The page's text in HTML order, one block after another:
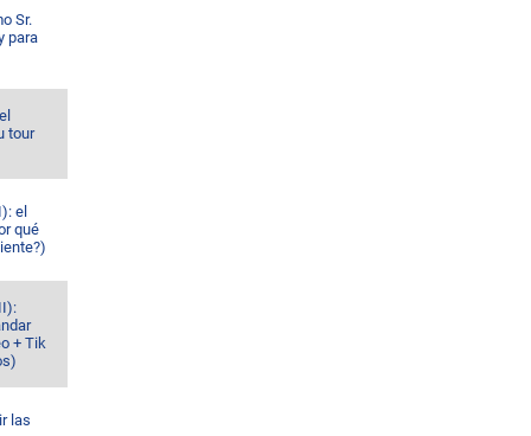
Sr.
para
tour
el
qué
+ Tik
las